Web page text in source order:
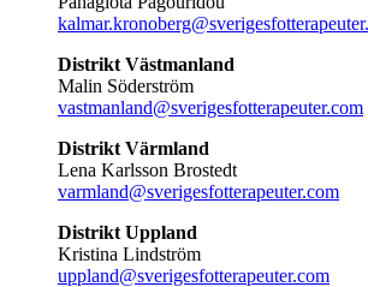
Distrikt Västmanland
Malin Söderström
vastmanland@sverigesfotterapeuter.com
Distrikt Värmland
Lena Karlsson Brostedt
varmland@sverigesfotterapeuter.com
Distrikt Uppland
Kristina Lindström
uppland@sverigesfotterapeuter.com